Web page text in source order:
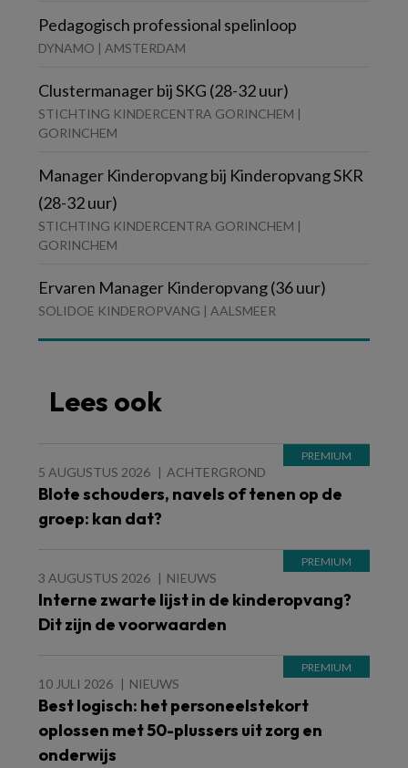
Pedagogisch professional spelinloop
DYNAMO | AMSTERDAM
Clustermanager bij SKG (28-32 uur)
STICHTING KINDERCENTRA GORINCHEM |
GORINCHEM
Manager Kinderopvang bij Kinderopvang SKR
(28-32 uur)
STICHTING KINDERCENTRA GORINCHEM |
GORINCHEM
Ervaren Manager Kinderopvang (36 uur)
SOLIDOE KINDEROPVANG | AALSMEER
Lees ook
5 AUGUSTUS 2026 ACHTERGROND
Blote schouders, navels of tenen op de
groep: kan dat?
3 AUGUSTUS 2026 NIEUWS
Interne zwarte lijst in de kinderopvang?
Dit zijn de voorwaarden
10 JULI 2026 NIEUWS
Best logisch: het personeelstekort
oplossen met 50-plussers uit zorg en
onderwijs